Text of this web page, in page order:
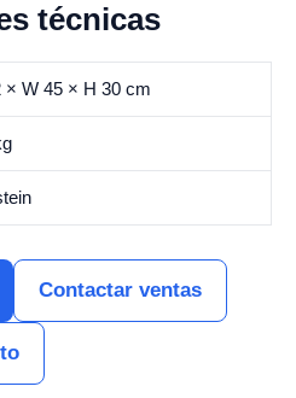
técnicas
× W 45 × H 30 cm
Contactar ventas